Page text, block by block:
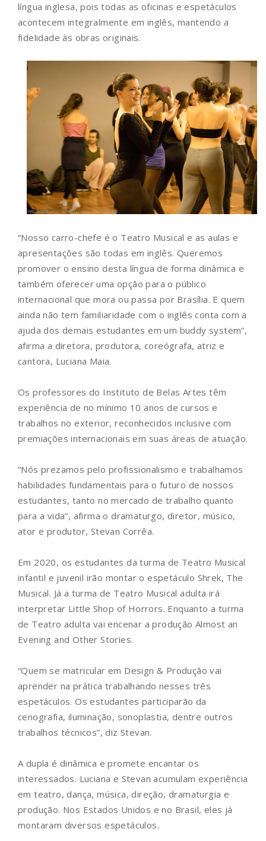
língua inglesa, pois todas as oficinas e espetáculos
acontecem integralmente em inglês, mantendo a
fidelidade às obras originais.
“Nosso carro-chefe é o Teatro Musical e as aulas e
apresentações são todas em inglês. Queremos
promover o ensino desta língua de forma dinâmica e
também oferecer uma opção para o público
internacional que mora ou passa por Brasília. E quem
ainda não tem familiaridade com o inglês conta com a
ajuda dos demais estudantes em um buddy system”,
afirma a diretora, produtora, coreógrafa, atriz e
cantora, Luciana Maia.
Os professores do Instituto de Belas Artes têm
experiência de no mínimo 10 anos de cursos e
trabalhos no exterior, reconhecidos inclusive com
premiações internacionais em suas áreas de atuação.
“Nós prezamos pelo profissionalismo e trabalhamos
habilidades fundamentais para o futuro de nossos
estudantes, tanto no mercado de trabalho quanto
para a vida”, afirma o dramaturgo, diretor, músico,
ator e produtor, Stevan Corrêa.
Em 2020, os estudantes da turma de Teatro Musical
infantil e juvenil irão montar o espetáculo Shrek, The
Musical. Já a turma de Teatro Musical adulta irá
interpretar Little Shop of Horrors. Enquanto a turma
de Teatro adulta vai encenar a produção Almost an
Evening and Other Stories.
“Quem se matricular em Design & Produção vai
aprender na prática trabalhando nesses três
espetáculos. Os estudantes participarão da
cenografia, iluminação, sonoplastia, dentre outros
trabalhos técnicos”, diz Stevan.
A dupla é dinâmica e promete encantar os
interessados. Luciana e Stevan acumulam experiência
em teatro, dança, música, direção, dramaturgia e
produção. Nos Estados Unidos e no Brasil, eles já
montaram diversos espetáculos.